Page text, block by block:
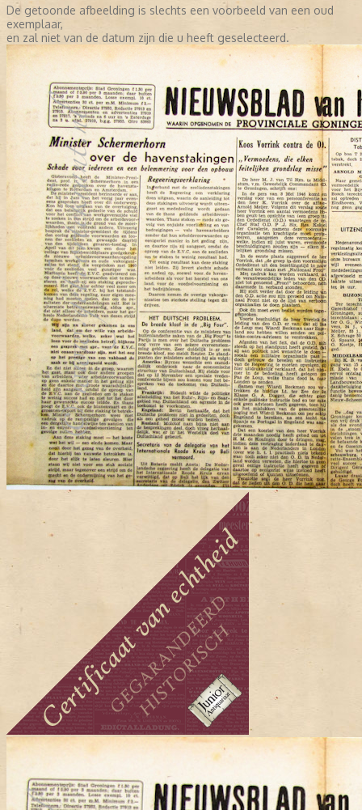
De getoonde afbeelding is slechts een voorbeeld van een oud
exemplaar,
en zal niet van de datum zijn die u heeft geselecteerd.